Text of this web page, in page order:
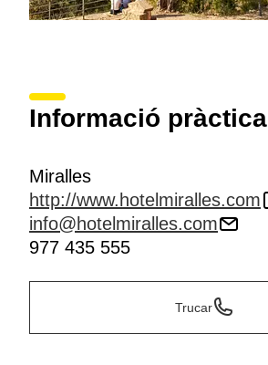
Informació pràctica
Miralles
http://www.hotelmiralles.com
info@hotelmiralles.com
977 435 555
Trucar